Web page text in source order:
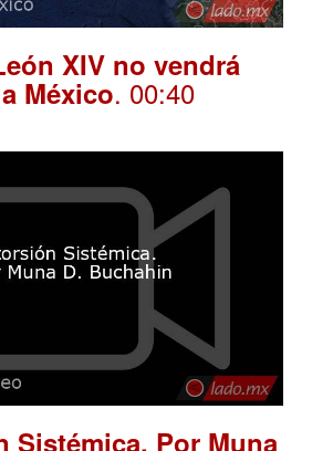
XIV no vendrá
México. 00:40
Sistémica. Por Muna